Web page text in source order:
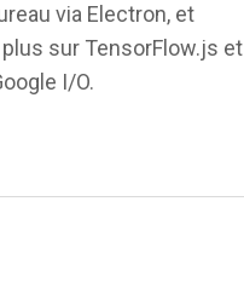
via Electron, et
sur TensorFlow.js et
I/O.